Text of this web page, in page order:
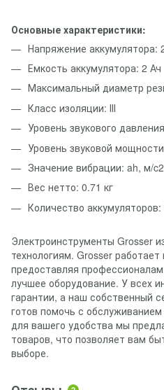
Основные характеристики:
Напряжение аккумулятора:
Емкость аккумулятора: 2 Ач
Максимальный диаметр
Класс изоляции: ІІІ
Уровень звукового
Уровень звуковой
Значение вибрации: ah, м/
Вес нетто: 0.71 кг
Количество
Электроинструменты Grosser
технологиям. Grosser
предоставляя
лучшее оборудование. У всех
гарантии, а наш собственный
готов помочь с
для вашего удобства мы
товаров, что позволяет вам
выборе.